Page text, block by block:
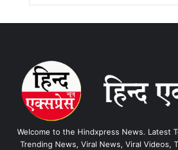
Welcome to the Hindxpress News. Latest
Trending News, Viral News, Viral Videos,